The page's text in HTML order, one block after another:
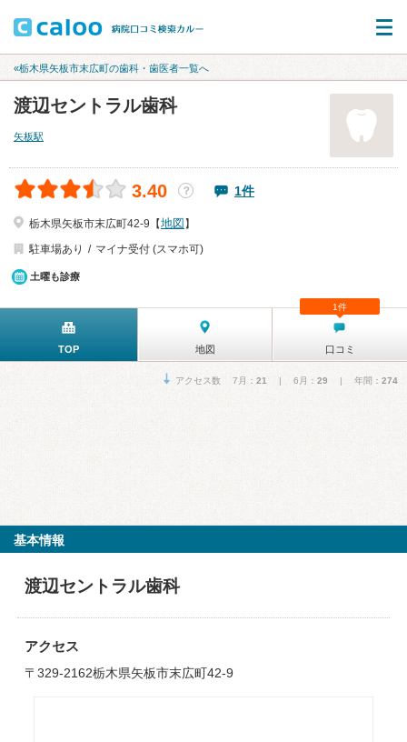
«栃木県矢板市末広町の歯科・歯医者一覧へ
渡辺セントラル歯科
矢板駅
3.40 ？ 1件
栃木県矢板市末広町42-9【地図 】
駐車場あり
マイナ受付 (スマホ可)
土曜も診療
TOP 地図 口コミ
1件
アクセス数 7月： 21 | 6月： 29 | 年間： 274
基本情報
渡辺セントラル歯科
アクセス
〒329-2162栃木県矢板市末広町42-9